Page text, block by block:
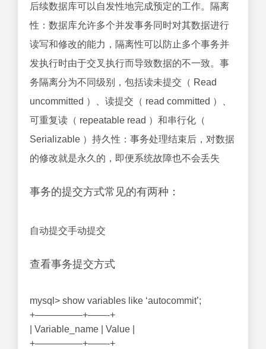
后续数据库可以自发性地完成预定的工作。隔离
性：数据库允许多个并发事务同时对其数据进行
读写和修改的能力，隔离性可以防止多个事务并
发执行时由于交叉执行而导致数据的不一致。事
务隔离分为不同级别，包括读未提交（ Read
uncommitted ）、读提交（ read committed ）、
可重复读（ repeatable read ）和串行化（
Serializable ）持久性：事务处理结束后，对数据
的修改就是永久的，即便系统故障也不会丢失
事务的提交方式常见的有两种：
自动提交手动提交
查看事务提交方式
mysql> show variables like ‘autocommit’;
+—————+——-+
| Variable_name | Value |
+—————+——-+